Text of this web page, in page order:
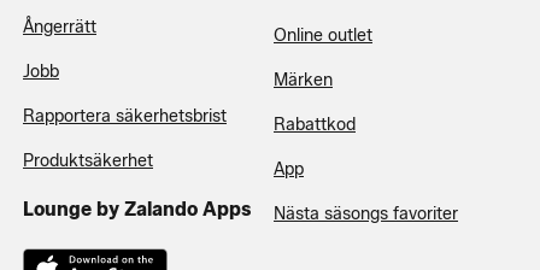
Ångerrätt
Jobb
Rapportera säkerhetsbrist
Produktsäkerhet
Lounge by Zalando Apps
Online outlet
Märken
Rabattkod
App
Nästa säsongs favoriter